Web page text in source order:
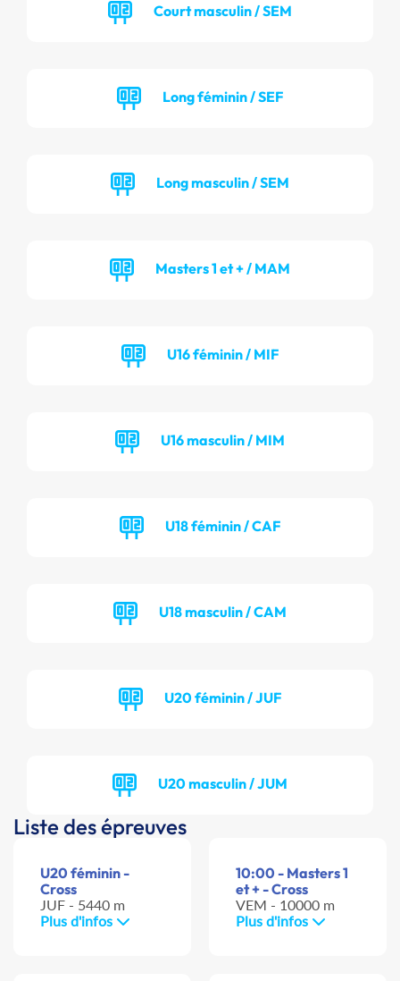
Court masculin / SEM
Long féminin / SEF
Long masculin / SEM
Masters 1 et + / MAM
U16 féminin / MIF
U16 masculin / MIM
U18 féminin / CAF
U18 masculin / CAM
U20 féminin / JUF
U20 masculin / JUM
Liste des épreuves
U20 féminin -
Cross
JUF - 5440 m
Plus d'infos
10:00 - Masters 1
et + - Cross
VEM - 10000 m
Plus d'infos